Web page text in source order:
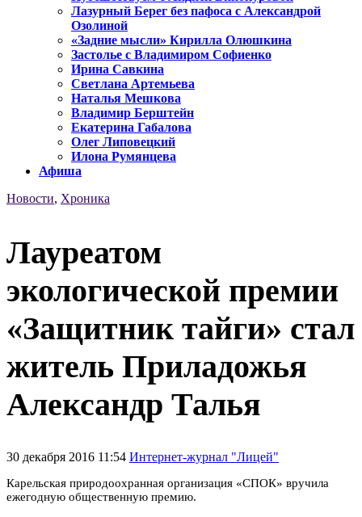
Лазурный Берег без пафоса с Александрой
Озолиной
«Задние мысли» Кирилла Олюшкина
Застолье с Владимиром Софиенко
Ирина Савкина
Светлана Артемьева
Наталья Мешкова
Владимир Берштейн
Екатерина Габалова
Олег Липовецкий
Илона Румянцева
Афиша
Новости, Хроника
Лауреатом
экологической премии
«Защитник тайги» стал
житель Приладожья
Александр Талья
30 декабря 2016 11:54 Интернет-журнал "Лицей"
Карельская природоохранная организация «СПОК» вручила
ежегодную общественную премию.